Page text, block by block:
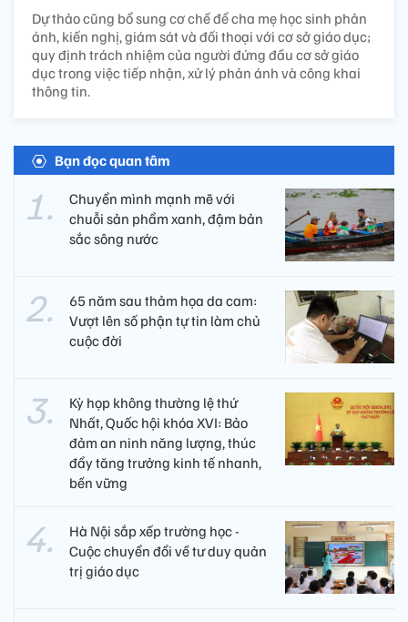
Dự thảo cũng bổ sung cơ chế để cha mẹ học sinh phản
ánh, kiến nghị, giám sát và đối thoại với cơ sở giáo dục;
quy định trách nhiệm của người đứng đầu cơ sở giáo
dục trong việc tiếp nhận, xử lý phản ánh và công khai
thông tin.
Bạn đọc quan tâm
Chuyển mình mạnh mẽ với
chuỗi sản phẩm xanh, đậm bản
sắc sông nước
65 năm sau thảm họa da cam:
Vượt lên số phận tự tin làm chủ
cuộc đời
Kỳ họp không thường lệ thứ
Nhất, Quốc hội khóa XVI: Bảo
đảm an ninh năng lượng, thúc
đẩy tăng trưởng kinh tế nhanh,
bền vững
Hà Nội sắp xếp trường học -
Cuộc chuyển đổi về tư duy quản
trị giáo dục